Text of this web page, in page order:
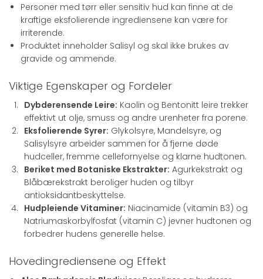
Personer med tørr eller sensitiv hud kan finne at de
kraftige eksfolierende ingrediensene kan være for
irriterende.
Produktet inneholder Salisyl og skal ikke brukes av
gravide og ammende.
Viktige Egenskaper og Fordeler
Dybderensende Leire: Kaolin og Bentonitt leire trekker
effektivt ut olje, smuss og andre urenheter fra porene.
Eksfolierende Syrer: Glykolsyre, Mandelsyre, og
Salisylsyre arbeider sammen for å fjerne døde
hudceller, fremme cellefornyelse og klarne hudtonen.
Beriket med Botaniske Ekstrakter: Agurkekstrakt og
Blåbærekstrakt beroliger huden og tilbyr
antioksidantbeskyttelse.
Hudpleiende Vitaminer: Niacinamide (vitamin B3) og
Natriumaskorbylfosfat (vitamin C) jevner hudtonen og
forbedrer hudens generelle helse.
Hovedingrediensene og Effekt